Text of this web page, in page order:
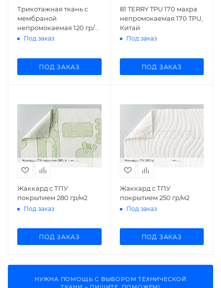
Трикотажная ткань с
мембраной
непромокаемая 120 гр/
м², Китай
Под заказ
ПОД ЗАКАЗ
81 TERRY TPU 170 махра
непромокаемая 170 TPU,
Китай
Под заказ
ПОД ЗАКАЗ
Жаккард с ТПУ
покрытием 280 гр/м2
Под заказ
ПОД ЗАКАЗ
Жаккард с ТПУ
покрытием 250 гр/м2
Под заказ
ПОД ЗАКАЗ
НУЖНА ПОМОЩЬ С ВЫБОРОМ ТЕХНИЧЕСКОЙ